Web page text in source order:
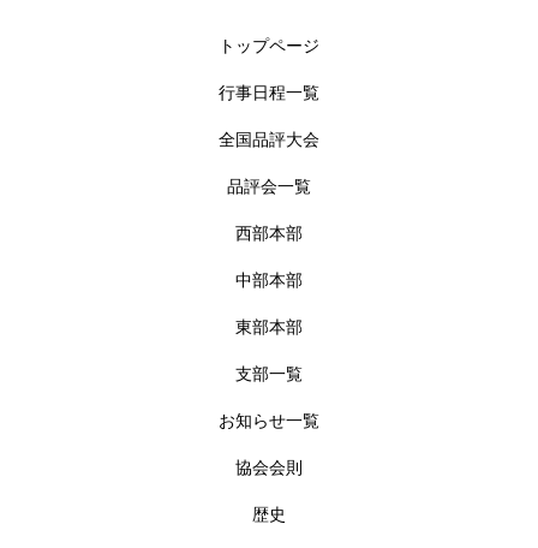
トップページ
行事日程一覧
全国品評大会
品評会一覧
西部本部
中部本部
東部本部
支部一覧
お知らせ一覧
協会会則
歴史